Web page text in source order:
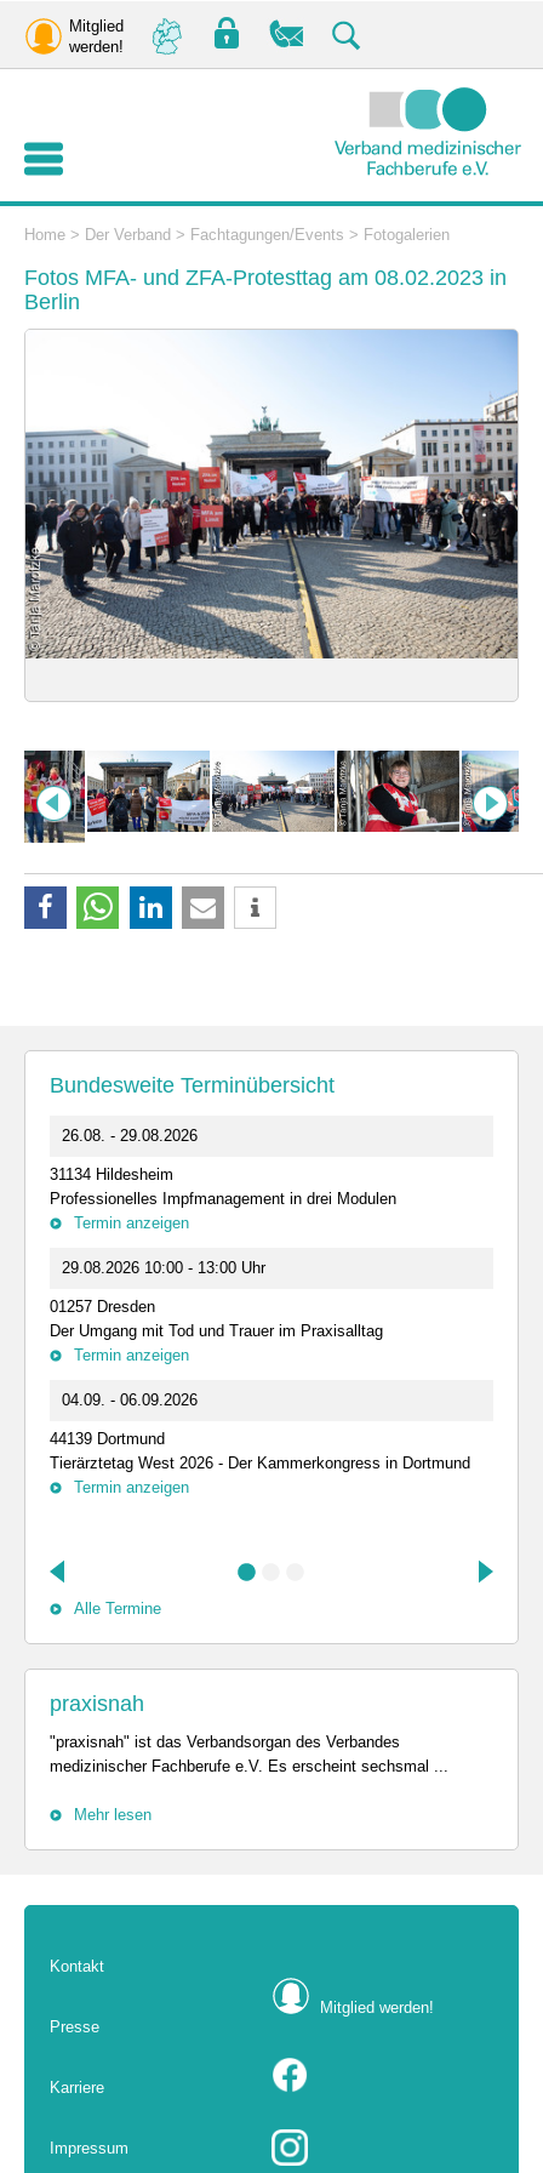
Mitglied
werden!
Home > Der Verband > Fachtagungen/Events > Fotogalerien
Fotos MFA- und ZFA-Protesttag am 08.02.2023 in
Berlin
Bundesweite Terminübersicht
26.08. - 29.08.2026
31134 Hildesheim
Professionelles Impfmanagement in drei Modulen
Termin anzeigen
29.08.2026 10:00 - 13:00 Uhr
01257 Dresden
Der Umgang mit Tod und Trauer im Praxisalltag
Termin anzeigen
04.09. - 06.09.2026
44139 Dortmund
Tierärztetag West 2026 - Der Kammerkongress in Dortmund
Termin anzeigen
Alle Termine
praxisnah
"praxisnah" ist das Verbandsorgan des Verbandes
medizinischer Fachberufe e.V. Es erscheint sechsmal ...
Mehr lesen
Kontakt
Presse
Karriere
Impressum
Mitglied werden!